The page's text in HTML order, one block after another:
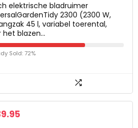
elektrische bladruimer
2300 (2300 W,
45 l, variabel toerental,
het blazen…
Sold: 72%